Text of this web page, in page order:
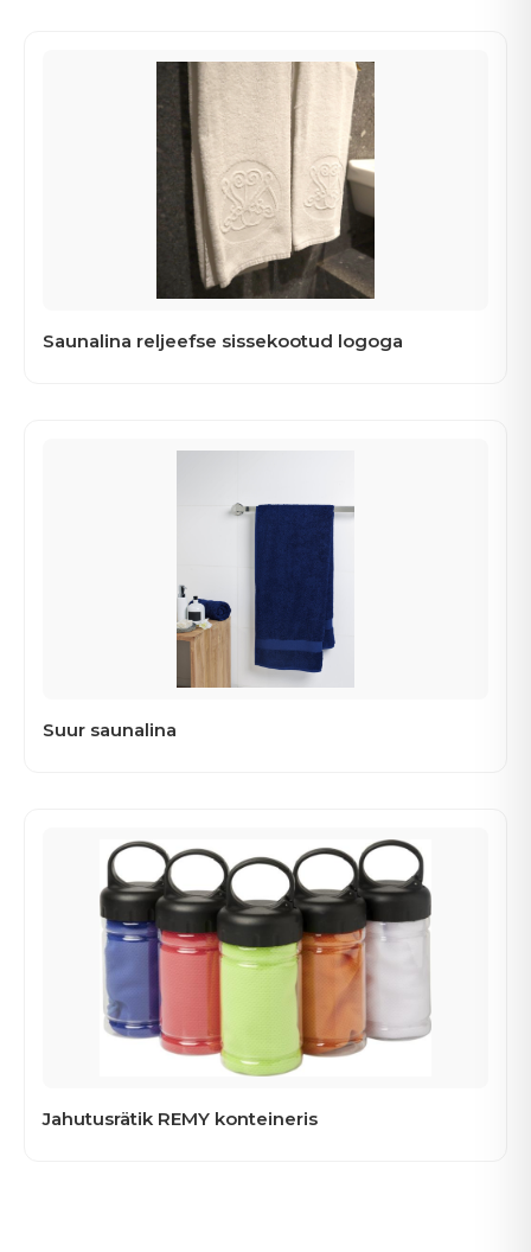
Saunalina reljeefse sissekootud logoga
Suur saunalina
Jahutusrätik REMY konteineris